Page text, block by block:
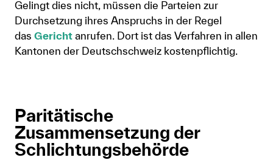
Gelingt dies nicht, müssen die Parteien zur
Durchsetzung ihres Anspruchs in der Regel
das Gericht anrufen. Dort ist das Verfahren in allen
Kantonen der Deutschschweiz kostenpflichtig.
Paritätische
Zusammensetzung der
Schlichtungsbehörde